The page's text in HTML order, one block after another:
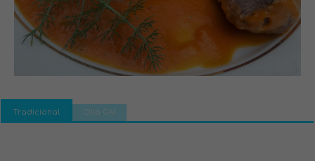
Tradicional Olla GM